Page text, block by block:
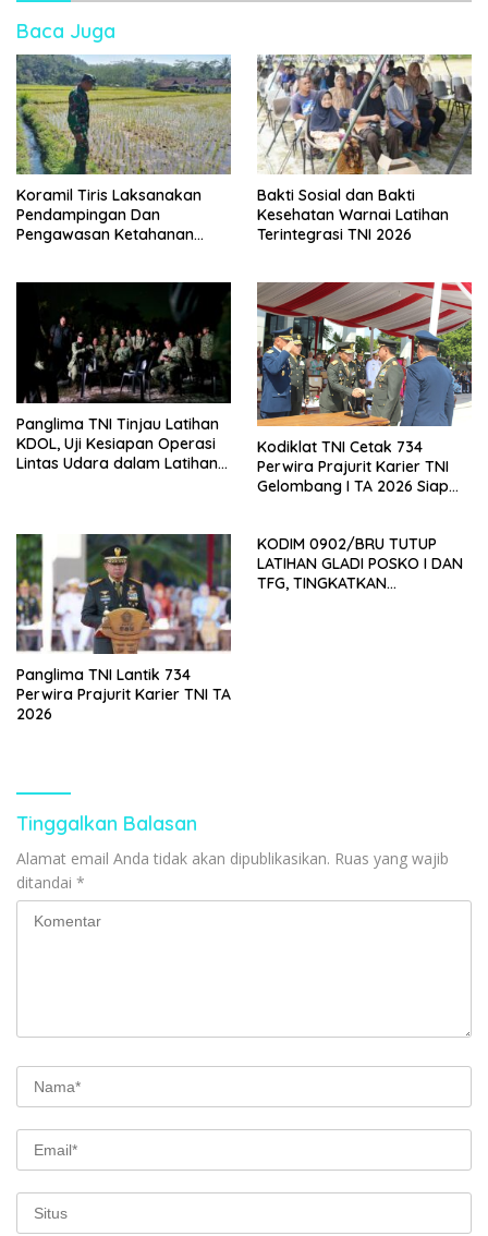
Baca Juga
Koramil Tiris Laksanakan
Pendampingan Dan
Pengawasan Ketahanan
Bakti Sosial dan Bakti
Kesehatan Warnai Latihan
Terintegrasi TNI 2026
Panglima TNI Tinjau Latihan
KDOL, Uji Kesiapan Operasi
Lintas Udara dalam Latihan
Kodiklat TNI Cetak 734
Perwira Prajurit Karier TNI
Gelombang I TA 2026 Siap
Panglima TNI Lantik 734
Perwira Prajurit Karier TNI TA
2026
KODIM 0902/BRU TUTUP
LATIHAN GLADI POSKO I DAN
TFG, TINGKATKAN
Tinggalkan Balasan
Alamat email Anda tidak akan dipublikasikan. Ruas yang wajib
ditandai *